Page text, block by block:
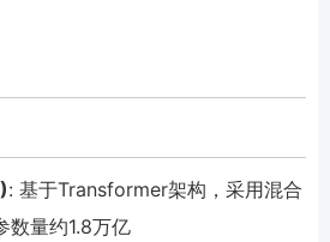
: 基于Transformer架构，采用混合
数量约1.8万亿